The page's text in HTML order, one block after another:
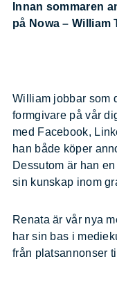
Innan sommaren
på Nowa – William
William jobbar som
formgivare på vår
med Facebook,
han både köper
Dessutom är han
sin kunskap inom
Renata är vår nya
har sin bas i
från platsannonser